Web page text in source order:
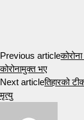
Previous article
कोरोनामुक्त भए
Next articleतिहारको
मृत्यु